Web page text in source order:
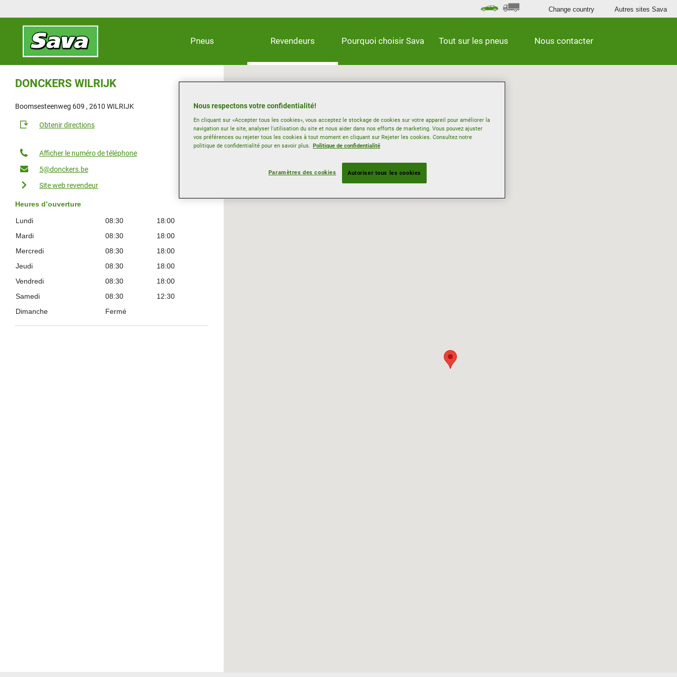
Pneus Revendeurs Pourquoi choisir Sava Tout sur les pneus Nous contacter
Change country Autres sites Sava
DONCKERS WILRIJK
Boomsesteenweg 609 , 2610 WILRIJK
Obtenir directions
Afficher le numéro de téléphone
5@donckers.be
Site web revendeur
Heures d’ouverture
Lundi 08:30
18:00
Mardi
08:30
18:00
Mercredi
08:30
18:00
Jeudi
08:30
18:00
Vendredi
08:30
18:00
Samedi
08:30
12:30
Dimanche
Fermé
Nous respectons votre confidentialité!
En cliquant sur «Accepter tous les cookies», vous acceptez le stockage de cookies sur votre appareil pour améliorer la
navigation sur le site, analyser l'utilisation du site et nous aider dans nos efforts de marketing. Vous pouvez ajuster
vos préférences ou rejeter tous les cookies à tout moment en cliquant sur Rejeter les cookies. Consultez notre
politique de confidentialité pour en savoir plus.
Politique de confidentialité
Paramètres des cookies Autoriser tous les cookies